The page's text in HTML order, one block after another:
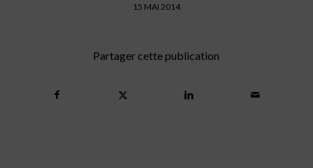
15 MAI 2014
Partager cette publication